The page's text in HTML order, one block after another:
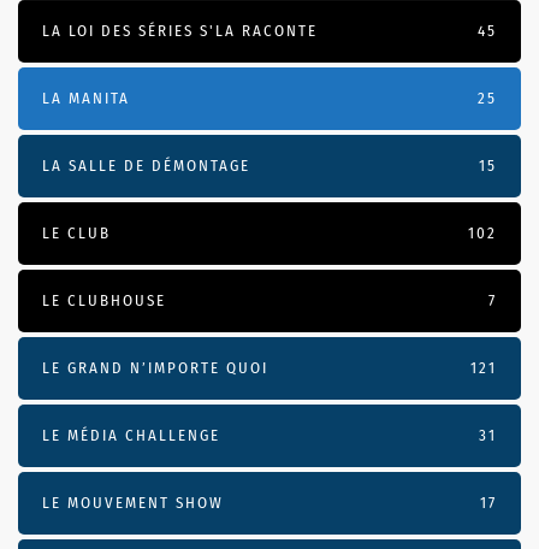
LA LOI DES SÉRIES S'LA RACONTE 45
LA MANITA 25
LA SALLE DE DÉMONTAGE 15
LE CLUB 102
LE CLUBHOUSE 7
LE GRAND N’IMPORTE QUOI 121
LE MÉDIA CHALLENGE 31
LE MOUVEMENT SHOW 17